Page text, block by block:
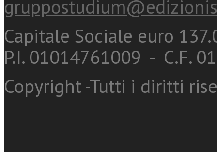
Capitale Sociale euro
P.I. 01014761009 - C.F.
Copyright -Tutti i diritti